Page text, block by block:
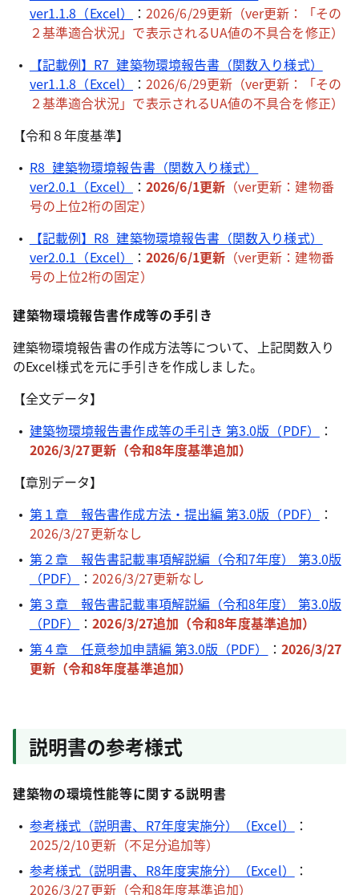
ver1.1.8（Excel）
：2026/6/29更新（ver更新：「その
２基準適合状況」で表示されるUA値の不具合を修正）
【記載例】R7_建築物環境報告書（関数入り様式）
ver1.1.8（Excel）
：2026/6/29更新（ver更新 ：
「その
２基準適合状況」で表示されるUA値の不具合を修正）
【令和８年度基準】
R8_建築物環境報告書（関数入り様式）
ver2.0.1（Excel）
：2026/6/1更新（ver更新 ：建物番
号の上位2桁の固定）
【記載例】R8_建築物環境報告書（関数入り様式）
ver2.0.1（Excel）
：2026/6/1更新（ver更新 ：建物番
号の上位2桁の固定）
建築物環境報告書作成等の手引き
建築物環境報告書の作成方法等について、上記関数入り
のExcel様式を元に手引きを作成しました。
【全文データ】
建築物環境報告書作成等の手引き 第3.0版（PDF）
：
2026/3/27更新（令和8年度基準追加）
【章別データ】
第１章 報告書作成方法・提出編 第3.0版（PDF）
：
2026/3/27更新なし
第２章 報告書記載事項解説編（令和7年度） 第3.0版
（PDF）
：2026/3/27更新なし
第３章 報告書記載事項解説編（令和8年度） 第3.0版
（PDF）
：2026/3/27追加（令和8年度基準追加）
第４章 任意参加申請編 第3.0版（PDF）
： 2026/3/27
更新（令和8年度基準追加）
説明書の参考様式
建築物の環境性能等に関する説明書
参考様式（説明書、R7年度実施分）（Excel）
：
2025/2/10更新（不足分追加等）
参考様式（説明書、R8年度実施分）（Excel）
：
2026/3/27更新（令和8年度基準追加）